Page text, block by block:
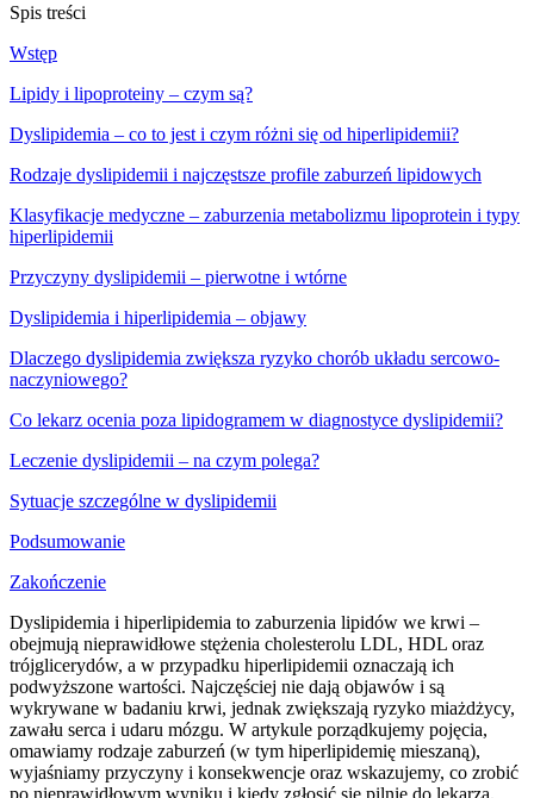
Spis treści
Wstęp
Lipidy i lipoproteiny – czym są?
Dyslipidemia – co to jest i czym różni się od hiperlipidemii?
Rodzaje dyslipidemii i najczęstsze profile zaburzeń lipidowych
Klasyfikacje medyczne – zaburzenia metabolizmu lipoprotein i typy
hiperlipidemii
Przyczyny dyslipidemii – pierwotne i wtórne
Dyslipidemia i hiperlipidemia – objawy
Dlaczego dyslipidemia zwiększa ryzyko chorób układu sercowo-
naczyniowego?
Co lekarz ocenia poza lipidogramem w diagnostyce dyslipidemii?
Leczenie dyslipidemii – na czym polega?
Sytuacje szczególne w dyslipidemii
Podsumowanie
Zakończenie
Dyslipidemia i hiperlipidemia to zaburzenia lipidów we krwi –
obejmują nieprawidłowe stężenia cholesterolu LDL, HDL oraz
trójglicerydów, a w przypadku hiperlipidemii oznaczają ich
podwyższone wartości. Najczęściej nie dają objawów i są
wykrywane w badaniu krwi, jednak zwiększają ryzyko miażdżycy,
zawału serca i udaru mózgu. W artykule porządkujemy pojęcia,
omawiamy rodzaje zaburzeń (w tym hiperlipidemię mieszaną),
wyjaśniamy przyczyny i konsekwencje oraz wskazujemy, co zrobić
po nieprawidłowym wyniku i kiedy zgłosić się pilnie do lekarza.